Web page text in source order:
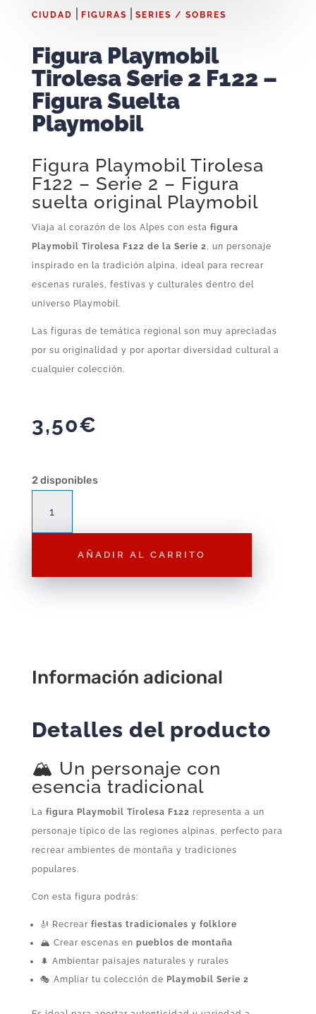
CIUDAD FIGURAS SERIES / SOBRES
Figura Playmobil
Tirolesa Serie 2 F122 –
Figura Suelta
Playmobil
Figura Playmobil Tirolesa
F122 – Serie 2 – Figura
suelta original Playmobil
Viaja al corazón de los Alpes con esta figura
Playmobil Tirolesa F122 de la Serie 2
, un personaje
inspirado en la tradición alpina, ideal para recrear
escenas rurales, festivas y culturales dentro del
universo Playmobil.
Las figuras de temática regional son muy apreciadas
por su originalidad y por aportar diversidad cultural a
cualquier colección.
3,50€
2 disponibles
Playmobil
Tirolesa
Playmobil
AÑADIR AL CARRITO
Información adicional
Detalles del producto
🏔️ Un personaje con
esencia tradicional
La figura Playmobil Tirolesa F122 representa a un
personaje típico de las regiones alpinas, perfecto para
recrear ambientes de montaña y tradiciones
populares.
Con esta figura podrás:
🎻 Recrear fiestas tradicionales y folklore
🏔️ Crear escenas en pueblos de montaña
🌲 Ambientar paisajes naturales y rurales
🎭 Ampliar tu colección de Playmobil Serie 2